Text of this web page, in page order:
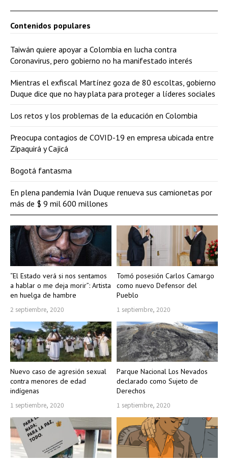
“El Estado verá si nos sentamos
a hablar o me deja morir”: Artista
en huelga de hambre
2 septiembre, 2020
Tomó posesión Carlos Camargo
como nuevo Defensor del
Pueblo
1 septiembre, 2020
Nuevo caso de agresión sexual
contra menores de edad
indígenas
1 septiembre, 2020
Parque Nacional Los Nevados
declarado como Sujeto de
Derechos
1 septiembre, 2020
Contenidos populares
Taiwán quiere apoyar a Colombia en lucha contra
Coronavirus, pero gobierno no ha manifestado interés
Mientras el exfiscal Martínez goza de 80 escoltas, gobierno
Duque dice que no hay plata para proteger a líderes sociales
Los retos y los problemas de la educación en Colombia
Preocupa contagios de COVID-19 en empresa ubicada entre
Zipaquirá y Cajicá
Bogotá fantasma
En plena pandemia Iván Duque renueva sus camionetas por
más de $ 9 mil 600 millones